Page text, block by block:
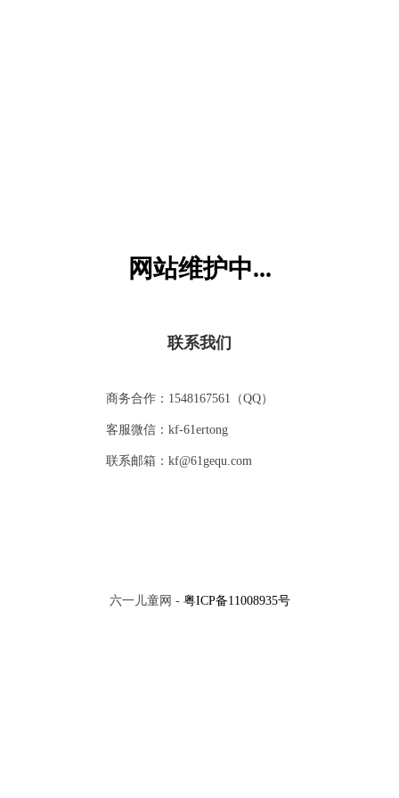
网站维护中...
联系我们
商务合作：1548167561（QQ）
客服微信：kf-61ertong
联系邮箱：kf@61gequ.com
六一儿童网 - 粤ICP备11008935号